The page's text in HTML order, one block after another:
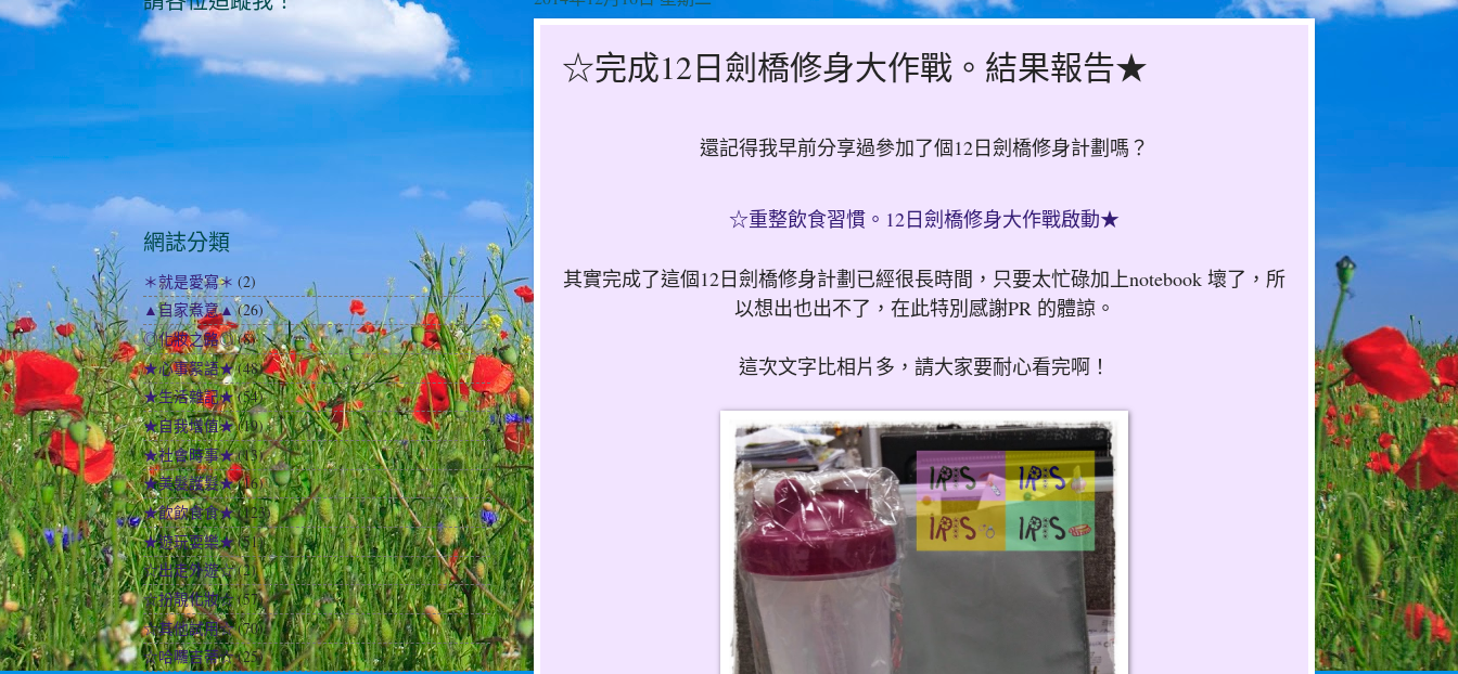
☆完成12日劍橋修身大作戰。結果報告★
還記得我早前分享過參加了個12日劍橋修身計劃嗎？
☆重整飲食習慣。12日劍橋修身大作戰啟動★
其實完成了這個12日劍橋修身計劃已經很長時間，只要太忙碌加上notebook 壞了，所
以想出也出不了，在此特別感謝PR 的體諒。
這次文字比相片多，請大家要耐心看完啊！
網誌分類
＊就是愛寫＊ (2)
▲自家煮意▲(26)
◎化妝之路◎(8)
★心事絮語★(48)
★生活雜記★(54)
★自我增值★(19)
★社會時事★(13)
★美髮護髮★(16)
★飲飲食食★(123)
★遊玩耍樂★(51)
☆出走外遊☆(2)
☆扮靚化妝☆(57)
☆其他試用☆(70)
☆哈囉吉蒂☆(25)